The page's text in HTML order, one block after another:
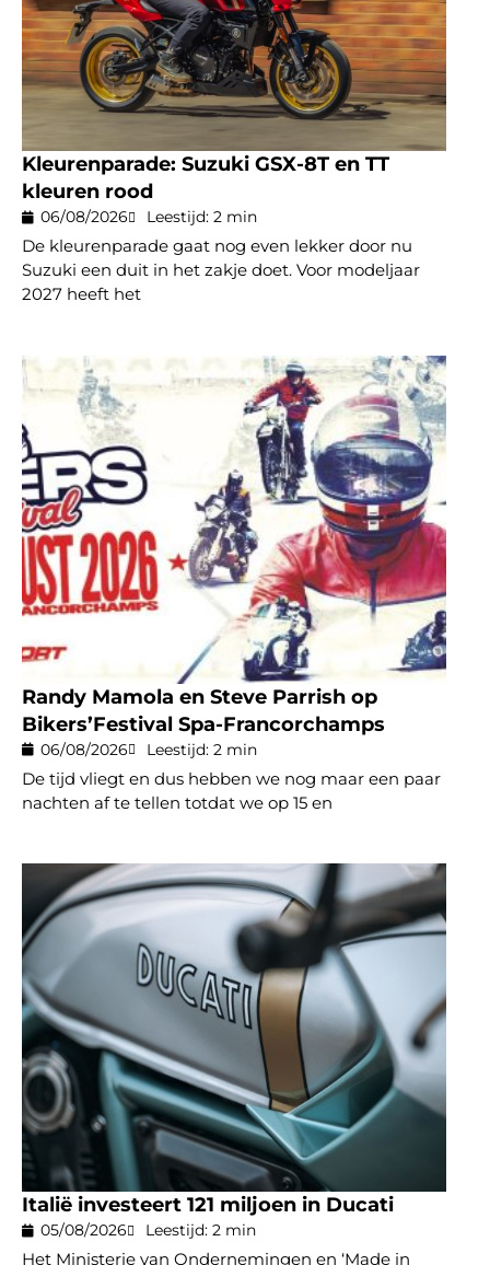
Kleurenparade: Suzuki GSX-8T en TT
kleuren rood
06/08/2026 Leestijd: 2 min
De kleurenparade gaat nog even lekker door nu
Suzuki een duit in het zakje doet. Voor modeljaar
2027 heeft het
Randy Mamola en Steve Parrish op
Bikers’Festival Spa-Francorchamps
06/08/2026 Leestijd: 2 min
De tijd vliegt en dus hebben we nog maar een paar
nachten af te tellen totdat we op 15 en
Italië investeert 121 miljoen in Ducati
05/08/2026 Leestijd: 2 min
Het Ministerie van Ondernemingen en ‘Made in